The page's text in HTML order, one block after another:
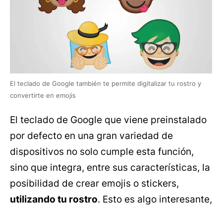
El teclado de Google también te permite digitalizar tu rostro y
convertirte en emojis
El teclado de Google que viene preinstalado
por defecto en una gran variedad de
dispositivos no solo cumple esta función,
sino que integra, entre sus características, la
posibilidad de crear emojis o stickers,
utilizando tu rostro. Esto es algo interesante,